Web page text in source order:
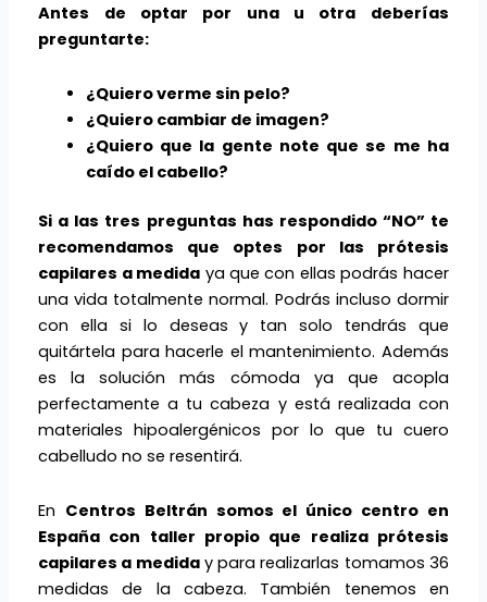
Antes de optar por una u otra deberías
preguntarte:
¿Quiero verme sin pelo?
¿Quiero cambiar de imagen?
¿Quiero que la gente note que se me ha
caído el cabello?
Si a las tres preguntas has respondido “NO” te
recomendamos que optes por las prótesis
capilares a medida ya que con ellas podrás hacer
una vida totalmente normal. Podrás incluso dormir
con ella si lo deseas y tan solo tendrás que
quitártela para hacerle el mantenimiento. Además
es la solución más cómoda ya que acopla
perfectamente a tu cabeza y está realizada con
materiales hipoalergénicos por lo que tu cuero
cabelludo no se resentirá.
En Centros Beltrán somos el único centro en
España con taller propio que realiza prótesis
capilares a mediday para realizarlas tomamos 36
medidas de la cabeza. También tenemos en